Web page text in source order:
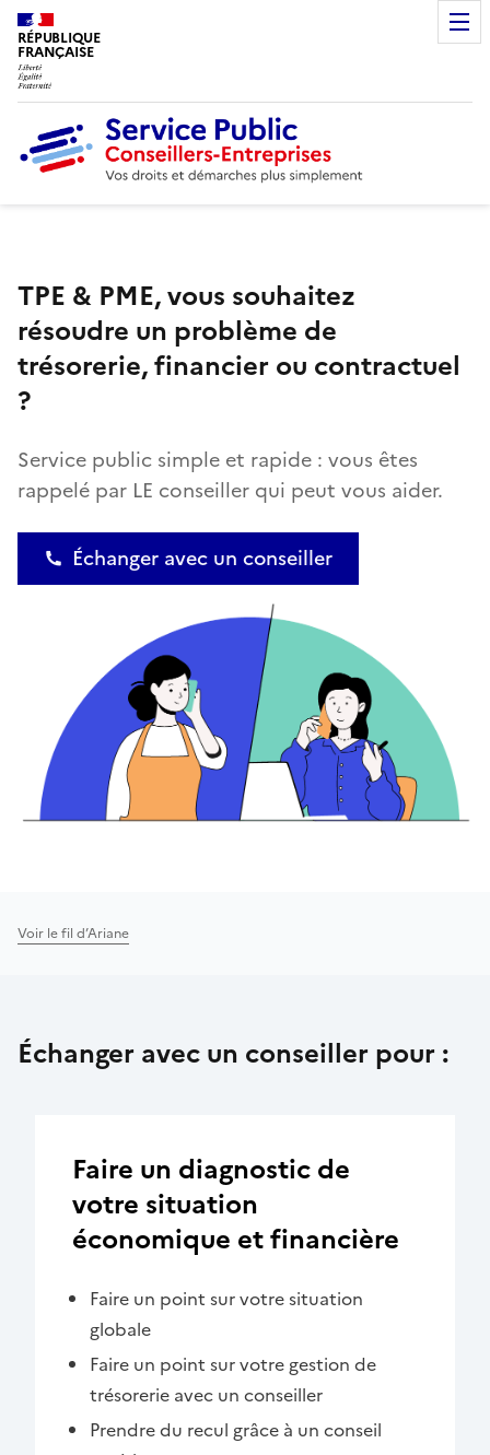
RÉPUBLIQUE
FRANÇAISE
TPE & PME, vous souhaitez
résoudre un problème de
trésorerie, financier ou contractuel
?
Service public simple et rapide : vous êtes
rappelé par LE conseiller qui peut vous aider.
Échanger avec un conseiller
Voir le fil d’Ariane
Échanger avec un conseiller pour :
Faire un diagnostic de
votre situation
économique et financière
Faire un point sur votre situation
globale
Faire un point sur votre gestion de
trésorerie avec un conseiller
Prendre du recul grâce à un conseil